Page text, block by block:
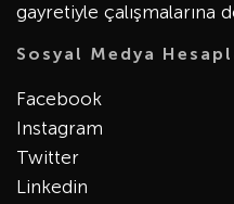
gayretiyle çalışmalarına
Sosyal Medya
Facebook
Instagram
Twitter
Linkedin